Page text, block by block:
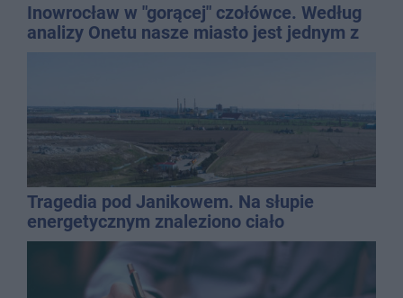
Inowrocław w "gorącej" czołówce. Według
analizy Onetu nasze miasto jest jednym z
Tragedia pod Janikowem. Na słupie
energetycznym znaleziono ciało
mężczyzny